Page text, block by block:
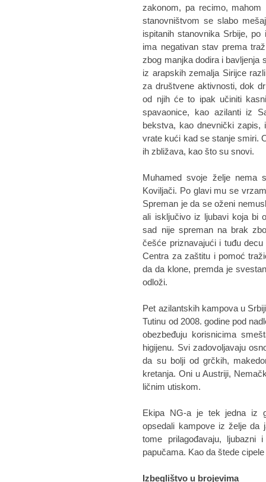
zakonom, pa recimo,
stanovništvom se slabo
ispitanih stanovnika Srbije,
ima negativan stav prema
zbog manjka dodira i bavljenja
iz arapskih zemalja Sirijce
za društvene aktivnosti, dok
od njih će to ipak učiniti
spavaonice, kao azilanti iz
bekstva, kao dnevnički
vrate kući kad se stanje smiri.
ih zbližava, kao što su snovi.
Muhamed svoje želje nema
Koviljači. Po glavi mu se
Spreman je da se oženi
ali isključivo iz ljubavi koja bi
sad nije spreman na brak
češće priznavajući i tuđu
Centra za zaštitu i pomoć
da da klone, premda je
odloži.
Pet azilantskih kampova u
Tutinu od 2008. godine pod
obezbeđuju korisnicima
higijenu. Svi zadovoljavaju
da su bolji od grčkih,
kretanja. Oni u Austriji,
ličnim utiskom.
Ekipa NG-a je tek jedna iz
opsedali kampove iz želje da
tome prilagođavaju,
papučama. Kao da štede
Izbeglištvo u brojevima